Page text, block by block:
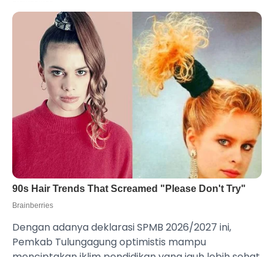
Dengan adanya deklarasi SPMB 2026/2027 ini,
Pemkab Tulungagung optimistis mampu